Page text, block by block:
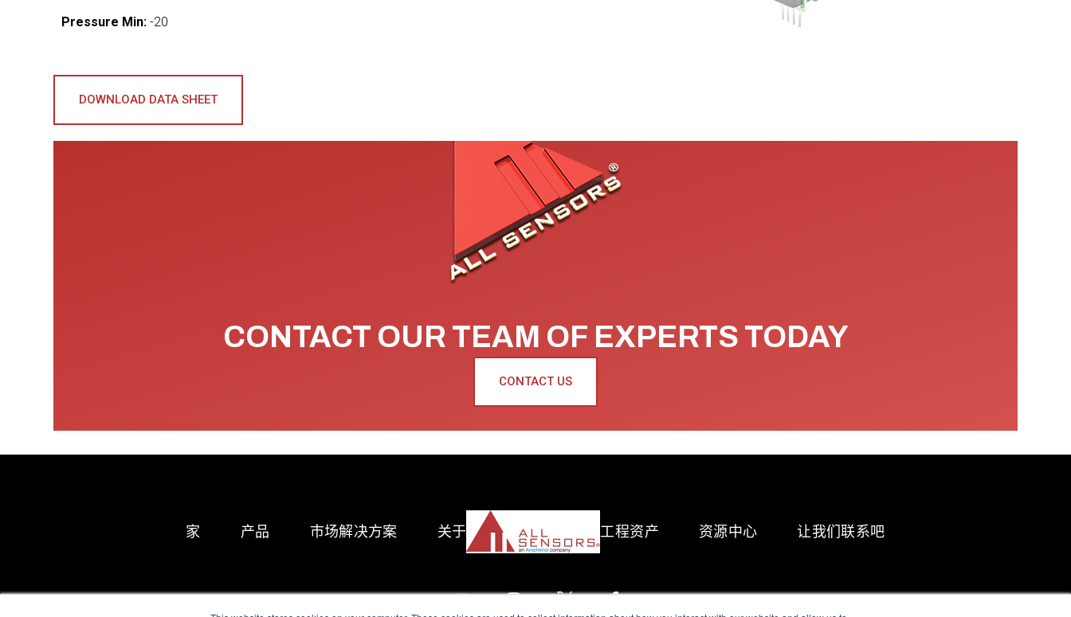
Pressure Min: -20
DOWNLOAD DATA SHEET
CONTACT OUR TEAM OF EXPERTS TODAY
CONTACT US
家 产品 市场解决方案 关于 工程资产 资源中心 让我们联系吧